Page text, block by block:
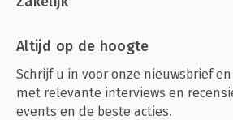
Altijd op de hoogte
Schrijf u in voor onze nieuwsbrief
met relevante interviews en
events en de beste acties.